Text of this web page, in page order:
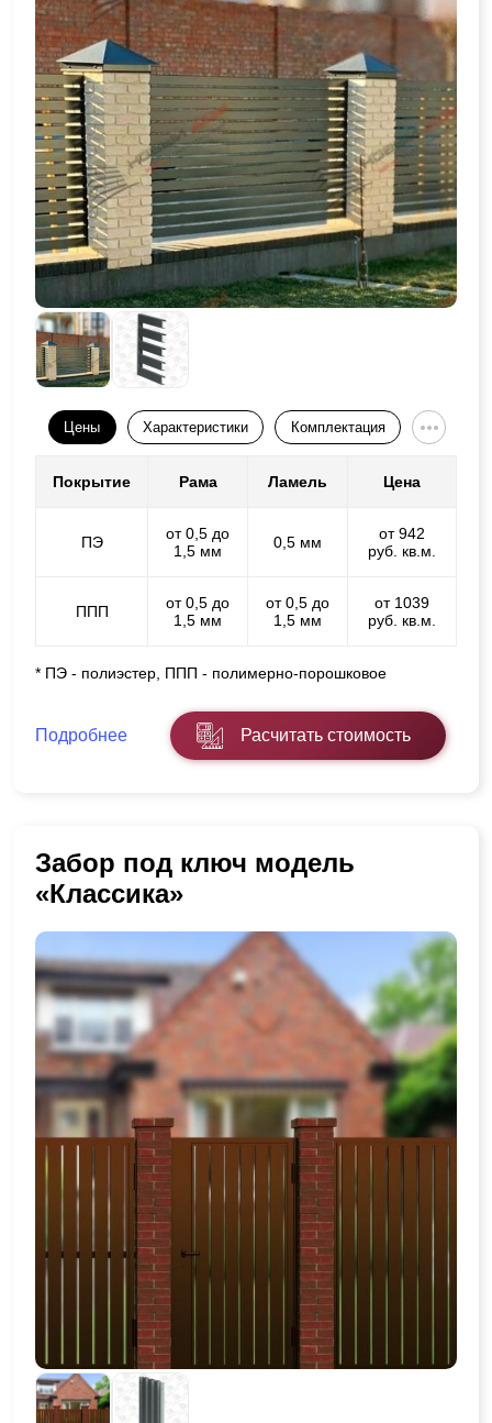
Цены Характеристики Комплектация
Покрытие Рама Ламель Цена
ПЭ
от 0,5 до
1,5 мм
0,5 мм
от 942
руб. кв.м.
ППП
от 0,5 до
1,5 мм
от 0,5 до
1,5 мм
от 1039
руб. кв.м.
* ПЭ - полиэстер, ППП - полимерно-порошковое
Подробнее Расчитать стоимость
Забор под ключ модель
«Классика»